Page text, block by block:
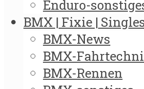
Enduro-
BMX | Fixie |
BMX-News
BMX-
BMX-Rennen